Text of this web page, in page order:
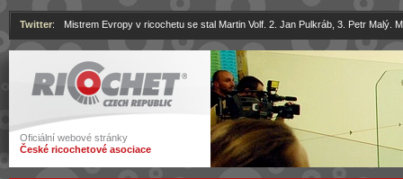
Ricochet
Oficiální webové stránky
České ricochetové asociace
Twitter: Mistrem Evropy v ricochetu se stal Martin Volf. 2. Jan Pulkráb, 3. Petr Malý.